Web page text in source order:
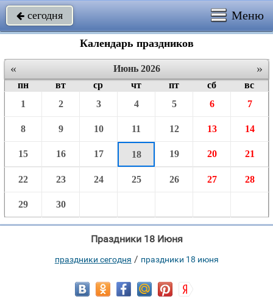
 сегодня Меню
Календарь праздников
« »
Июнь 2026
пн
вт ср чт пт сб
вс
1
2 3 4 5 6 7
8 9 10 11 12 13 14
15 16 17 18 19 20 21
22 23 24 25 26 27 28
29 30
Праздники 18 Июня
праздники сегодня / праздники 18 июня